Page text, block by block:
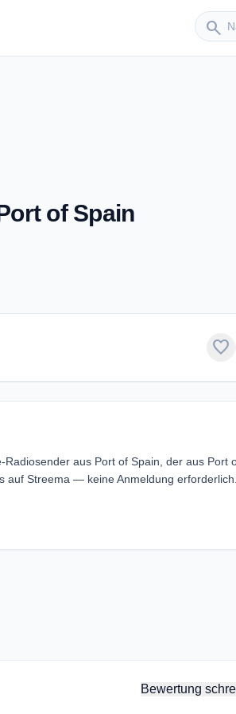
search
Sender
of Spain
favorite
aus Port of Spain, der aus Port
auf Streema — keine Anmeldung erforderlich.
Bewertung